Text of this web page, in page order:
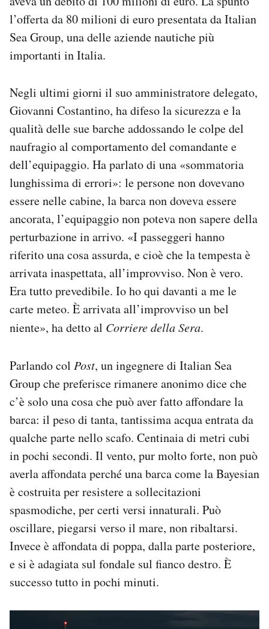
l’offerta da 80 milioni di euro presentata da Italian
Sea Group, una delle aziende nautiche più
importanti in Italia.
Negli ultimi giorni il suo amministratore delegato,
Giovanni Costantino, ha difeso la sicurezza e la
qualità delle sue barche addossando le colpe del
naufragio al comportamento del comandante e
dell’equipaggio. Ha parlato di una «sommatoria
lunghissima di errori»: le persone non dovevano
essere nelle cabine, la barca non doveva essere
ancorata, l’equipaggio non poteva non sapere della
perturbazione in arrivo. «I passeggeri hanno
riferito una cosa assurda, e cioè che la tempesta è
arrivata inaspettata, all’improvviso. Non è vero.
Era tutto prevedibile. Io ho qui davanti a me le
carte meteo. È arrivata all’improvviso un bel
niente», ha detto al Corriere della Sera.
Parlando col Post, un ingegnere di Italian Sea
Group che preferisce rimanere anonimo dice che
c’è solo una cosa che può aver fatto affondare la
barca: il peso di tanta, tantissima acqua entrata da
qualche parte nello scafo. Centinaia di metri cubi
in pochi secondi. Il vento, pur molto forte, non può
averla affondata perché una barca come la Bayesian
è costruita per resistere a sollecitazioni
spasmodiche, per certi versi innaturali. Può
oscillare, piegarsi verso il mare, non ribaltarsi.
Invece è affondata di poppa, dalla parte posteriore,
e si è adagiata sul fondale sul fianco destro. È
successo tutto in pochi minuti.